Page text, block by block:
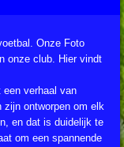
Onze Foto
onze club. Hier vindt
verhaal van
zijn ontworpen om elk
en dat is duidelijk te
om een spannende